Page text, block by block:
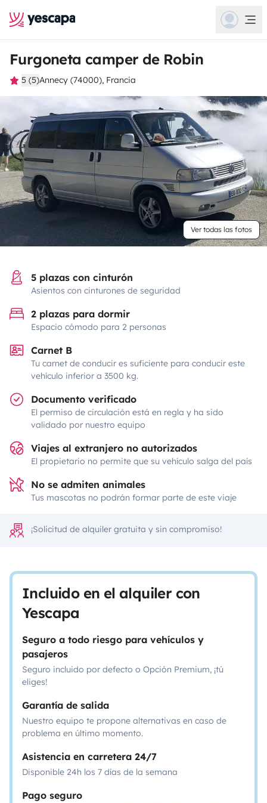
Furgoneta camper de Robin
5 (5)Annecy (74000), Francia
Ver todas las fotos
5 plazas con cinturón
Asientos con cinturones de seguridad
2 plazas para dormir
Espacio cómodo para 2 personas
Carnet B
Tu carnet de conducir es suficiente para conducir este
vehículo inferior a 3500 kg.
Documento verificado
El permiso de circulación está en regla y ha sido
validado por nuestro equipo
Viajes al extranjero no autorizados
El propietario no permite que su vehículo salga del país
No se admiten animales
Tus mascotas no podrán formar parte de este viaje
¡Solicitud de alquiler gratuita y sin compromiso!
Incluido en el alquiler con
Yescapa
Seguro a todo riesgo para vehículos y
pasajeros
Seguro incluido por defecto o Opción Premium, ¡tú
eliges!
Garantía de salida
Nuestro equipo te propone alternativas en caso de
problema en último momento.
Asistencia en carretera 24/7
Disponible 24h los 7 días de la semana
Pago seguro